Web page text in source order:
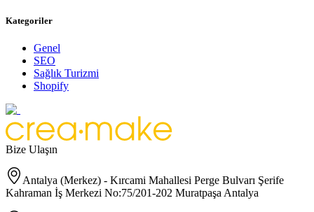
Kategoriler
Genel
SEO
Sağlık Turizmi
Shopify
Bize Ulaşın
Antalya (Merkez) - Kırcami Mahallesi Perge Bulvarı Şerife
Kahraman İş Merkezi No:75/201-202 Muratpaşa Antalya